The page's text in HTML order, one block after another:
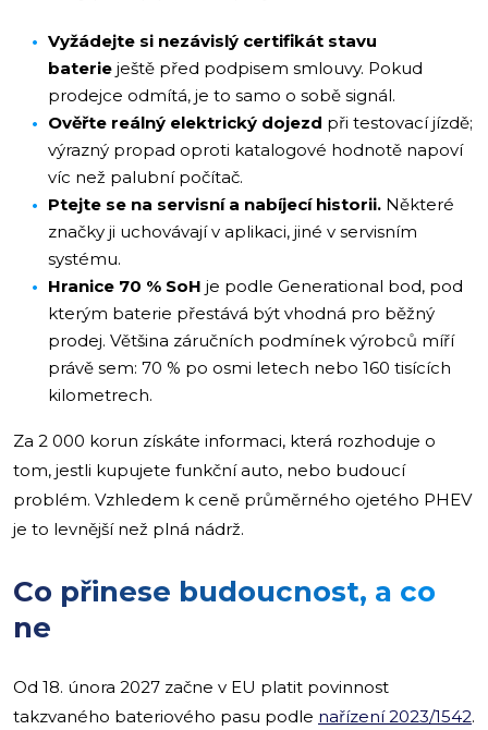
Vyžádejte si nezávislý certifikát stavu
baterie ještě před podpisem smlouvy. Pokud
prodejce odmítá, je to samo o sobě signál.
Ověřte reálný elektrický dojezd při testovací jízdě;
výrazný propad oproti katalogové hodnotě napoví
víc než palubní počítač.
Ptejte se na servisní a nabíjecí historii. Některé
značky ji uchovávají v aplikaci, jiné v servisním
systému.
Hranice 70 % SoH je podle Generational bod, pod
kterým baterie přestává být vhodná pro běžný
prodej. Většina záručních podmínek výrobců míří
právě sem: 70 % po osmi letech nebo 160 tisících
kilometrech.
Za 2 000 korun získáte informaci, která rozhoduje o
tom, jestli kupujete funkční auto, nebo budoucí
problém. Vzhledem k ceně průměrného ojetého PHEV
je to levnější než plná nádrž.
Co přinese budoucnost, a co
ne
Od 18. února 2027 začne v EU platit povinnost
takzvaného bateriového pasu podle nařízení 2023/1542.